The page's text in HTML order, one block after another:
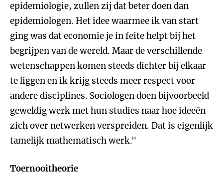
epidemiologie, zullen zij dat beter doen dan
epidemiologen. Het idee waarmee ik van start
ging was dat economie je in feite helpt bij het
begrijpen van de wereld. Maar de verschillende
wetenschappen komen steeds dichter bij elkaar
te liggen en ik krijg steeds meer respect voor
andere disciplines. Sociologen doen bijvoorbeeld
geweldig werk met hun studies naar hoe ideeën
zich over netwerken verspreiden. Dat is eigenlijk
tamelijk mathematisch werk."
Toernooitheorie